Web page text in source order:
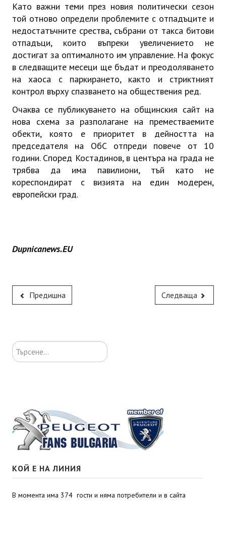
Като важни теми през новия политически сезон
той отново определи проблемите с отпадъците и
недостатъчните срества, събрани от такса битови
отпадъци, които въпреки увеличението не
достигат за оптималното им управление. На фокус
в следващите месеци ще бъдат и преодоляването
на хаоса с паркирането, както и стриктният
контрол върху спазването на обществения ред.
Очаква се публикуването на общинския сайт на
нова схема за разполагане на преместваемите
обекти, която е приоритет в дейността на
председателя на ОбС отпреди повече от 10
години. Според Костадинов, в центъра на града не
трябва да има павилиони, тъй като не
кореспондират с визията на един модерен,
европейски град.
Dupnicanews.EU
Предишна Следваща
Търсене...
КОЙ Е НА ЛИНИЯ
В момента има 374 гости и няма потребители и в сайта